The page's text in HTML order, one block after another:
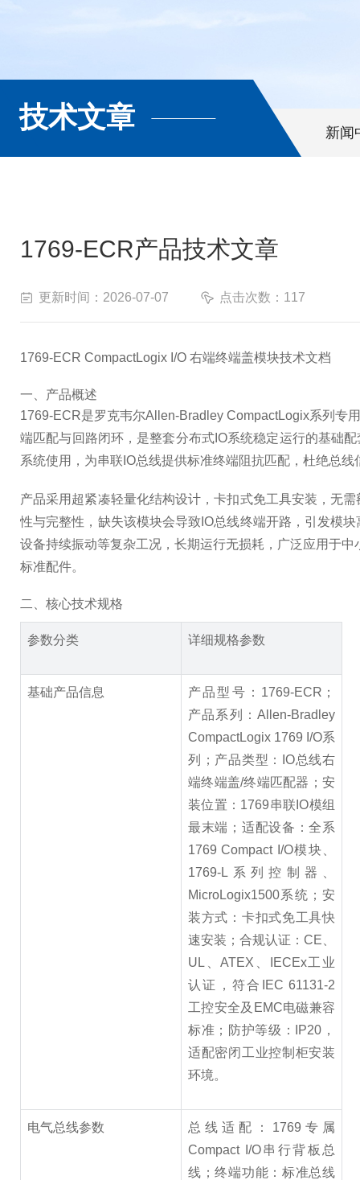
技术文章 新闻
1769-ECR产品技术文章
更新时间：2026-07-07 点击次数：117
1769-ECR CompactLogix I/O 右端终端盖模块技术文档
一、产品概述
1769-ECR是罗克韦尔Allen‑Bradley CompactLogix系列专
端匹配与回路闭环，是整套分布式IO系统稳定运行的基础
系统使用，为串联IO总线提供标准终端阻抗匹配，杜绝总
产品采用超紧凑轻量化结构设计，卡扣式免工具安装，无
性与完整性，缺失该模块会导致IO总线终端开路，引发模
设备持续振动等复杂工况，长期运行无损耗，广泛应用于
标准配件。
二、核心技术规格
参数分类 详细规格参数
基础产品信息
产品型号：1769-ECR；
产品系列：Allen‑Bradley
CompactLogix 1769 I/O系
列；产品类型：IO总线右
端终端盖/终端匹配器；安
装位置：1769串联IO模组
最末端；适配设备：全系
1769 Compact I/O模块、
1769-L系列控制器、
MicroLogix1500系统；安
装方式：卡扣式免工具快
速安装；合规认证：CE、
UL、ATEX、IECEx工业
认证，符合IEC 61131-2
工控安全及EMC电磁兼容
标准；防护等级：IP20，
适配密闭工业控制柜安装
环境。
电气总线参数
总线适配：1769专属
Compact I/O串行背板总
线；终端功能：标准总线